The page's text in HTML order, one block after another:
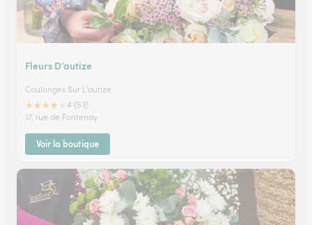
Fleurs D’autize
Coulonges Sur L'autize
★★★★
4 (53)
17, rue de Fontenay
Voir la boutique